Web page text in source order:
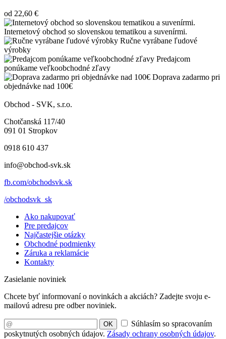
od 22,60 €
Internetový obchod so slovenskou tematikou a suvenírmi.
Ručne vyrábane ľudové
výrobky
Predajcom
ponúkame veľkoobchodné zľavy
Doprava zadarmo pri
objednávke nad 100€
Obchod - SVK, s.r.o.
Chotčanská 117/40
091 01 Stropkov
0918 610 437
info@obchod-svk.sk
fb.com/obchodsvk.sk
/obchodsvk_sk
Ako nakupovať
Pre predajcov
Najčastejšie otázky
Obchodné podmienky
Záruka a reklamácie
Kontakty
Zasielanie noviniek
Chcete byť informovaní o novinkách a akciách? Zadejte svoju e-
mailovú adresu pre odber noviniek.
OK
Súhlasím so spracovaním
poskytnutých osobných údajov. Zásady ochrany osobných údajov.